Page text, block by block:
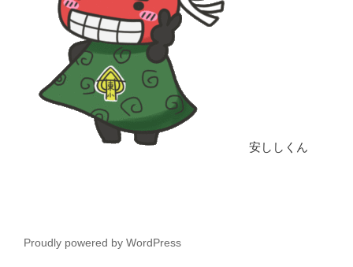
安ししくん
Proudly powered by WordPress